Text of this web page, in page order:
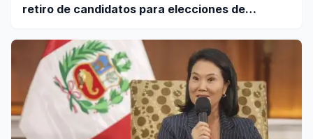
retiro de candidatos para elecciones de